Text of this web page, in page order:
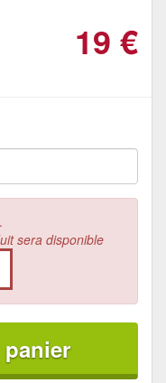
19 €
sera disponible